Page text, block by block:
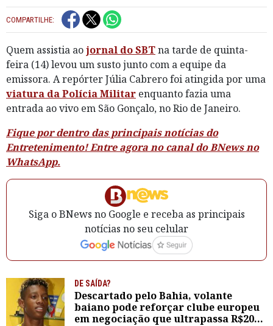
COMPARTILHE:
Quem assistia aojornal do SBTna tarde de quinta-
feira (14) levou um susto junto com a equipe da
emissora. A repórter Júlia Cabrero foi atingida por uma
viatura da Polícia Militar enquanto fazia uma
entrada ao vivo em São Gonçalo, no Rio de Janeiro.
Fique por dentro das principais notícias do
Entretenimento! Entre agora no canal do BNews no
WhatsApp.
Siga o BNews no Google e receba as principais
notícias no seu celular
DE SAÍDA?
Descartado pelo Bahia, volante
baiano pode reforçar clube europeu
em negociação que ultrapassa R$200